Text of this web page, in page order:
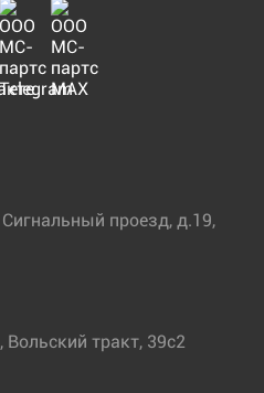
Сигнальный проезд, д.19,
, Вольский тракт, 39с2